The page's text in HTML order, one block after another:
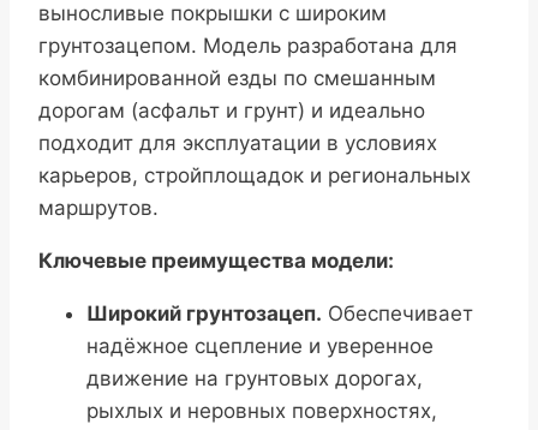
выносливые покрышки с широким
грунтозацепом. Модель разработана для
комбинированной езды по смешанным
дорогам (асфальт и грунт) и идеально
подходит для эксплуатации в условиях
карьеров, стройплощадок и региональных
маршрутов.
Ключевые преимущества модели:
Широкий грунтозацеп. Обеспечивает
надёжное сцепление и уверенное
движение на грунтовых дорогах,
рыхлых и неровных поверхностях,